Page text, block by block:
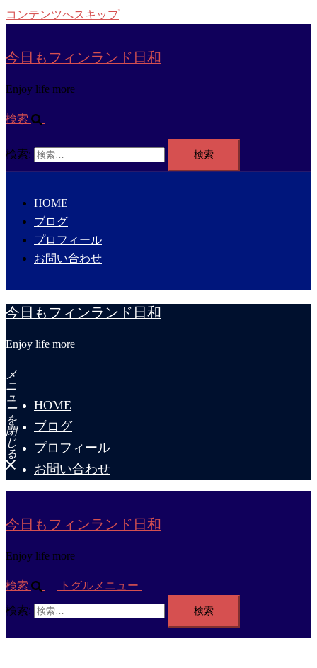
コンテンツへスキップ
今日もフィンランド日和
Enjoy life more
検索
検索:
HOME
ブログ
プロフィール
お問い合わせ
今日もフィンランド日和
Enjoy life more
メ
ニ
ュ
ー
を
閉
じ
る
HOME
ブログ
プロフィール
お問い合わせ
今日もフィンランド日和
Enjoy life more
検索 トグルメニュー
検索: